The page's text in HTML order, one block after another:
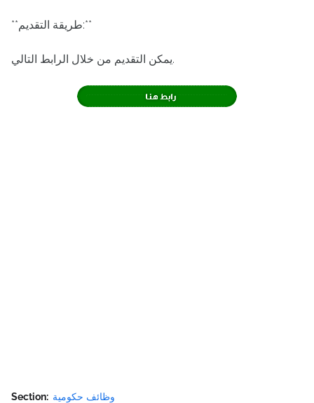
**طريقة التقديم:**
يمكن التقديم من خلال الرابط التالي.
Section: وظائف حكومية